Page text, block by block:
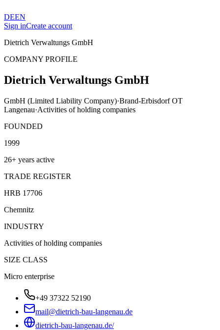
DEEN
Sign inCreate account
Dietrich Verwaltungs GmbH
COMPANY PROFILE
Dietrich Verwaltungs GmbH
GmbH (Limited Liability Company)·Brand-Erbisdorf OT
Langenau·Activities of holding companies
FOUNDED
1999
26+ years active
TRADE REGISTER
HRB 17706
Chemnitz
INDUSTRY
Activities of holding companies
SIZE CLASS
Micro enterprise
+49 37322 52190
mail@dietrich-bau-langenau.de
dietrich-bau-langenau.de/